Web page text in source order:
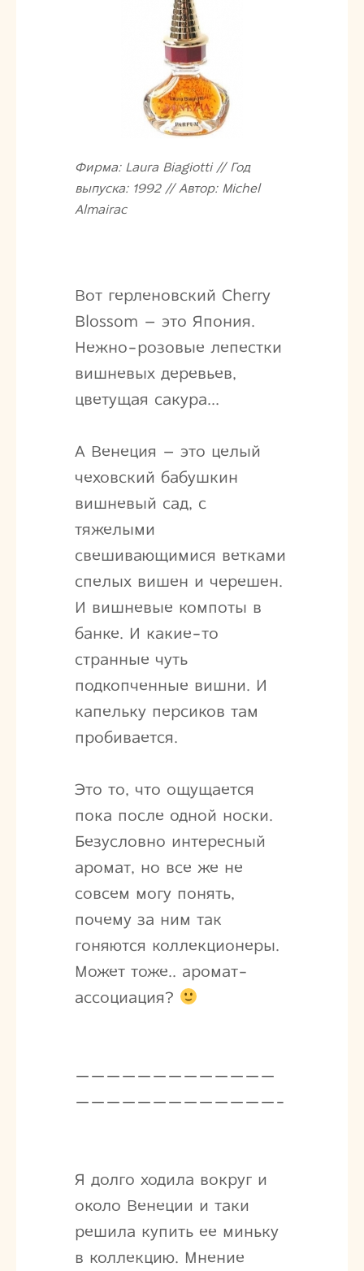
Фирма: Laura Biagiotti // Год
выпуска: 1992 // Автор: Michel
Almairac
Вот герленовский Cherry
Blossom – это Япония.
Нежно-розовые лепестки
вишневых деревьев,
цветущая сакура…
А Венеция – это целый
чеховский бабушкин
вишневый сад, с
тяжелыми
свешивающимися ветками
спелых вишен и черешен.
И вишневые компоты в
банке. И какие-то
странные чуть
подкопченные вишни. И
капельку персиков там
пробивается.
Это то, что ощущается
пока после одной носки.
Безусловно интересный
аромат, но все же не
совсем могу понять,
почему за ним так
гоняются коллекционеры.
Может тоже.. аромат-
ассоциация?
—————————————
—————————————-
Я долго ходила вокруг и
около Венеции и таки
решила купить ее миньку
в коллекцию. Мнение